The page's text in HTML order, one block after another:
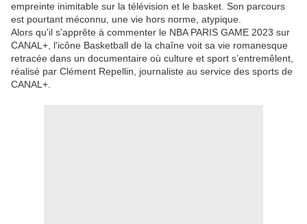
empreinte inimitable sur la télévision et le basket. Son parcours
est pourtant méconnu, une vie hors norme, atypique.
Alors qu'il s'apprête à commenter le NBA PARIS GAME 2023 sur
CANAL+, l'icône Basketball de la chaîne voit sa vie romanesque
retracée dans un documentaire où culture et sport s’entremêlent,
réalisé par Clément Repellin, journaliste au service des sports de
CANAL+.